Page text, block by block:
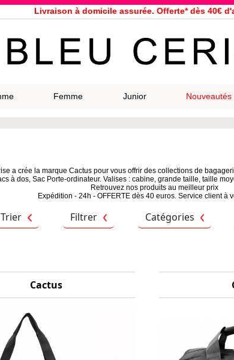
Livraison à domicile assurée. Offerte* dès 40€
le jour même pour toutes commandes passées avant
33 magasins répartis dans la France. Un à proximité de
Femme Junior Nouveautés
a crée la marque Cactus pour vous offrir des collections de
à dos, Sac Porte-ordinateur. Valises : cabine, grande taille, taille
Retrouvez nos produits au meilleur prix
Expédition - 24h - OFFERTE dès 40 euros. Service client à
Trier Filtrer Catégories
Cactus